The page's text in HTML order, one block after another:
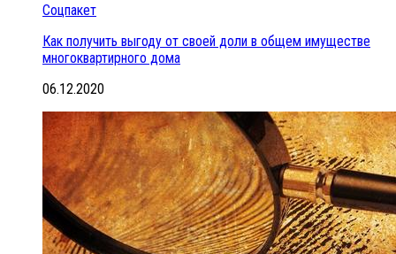
Соцпакет
Как получить выгоду от своей доли в общем имуществе
многоквартирного дома
06.12.2020